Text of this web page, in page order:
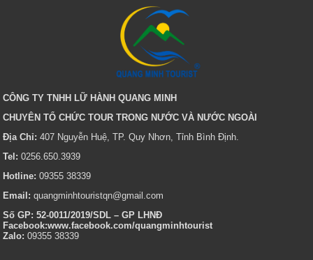
CÔNG TY TNHH LỮ HÀNH QUANG MINH
CHUYÊN TỔ CHỨC TOUR TRONG NƯỚC VÀ NƯỚC NGOÀI
Địa Chỉ: 407 Nguyễn Huệ, TP. Quy Nhơn, Tỉnh Bình Định.
Tel: 0256.650.3939
Hotline: 09355 38339
Email:quangminhtouristqn@gmail.com
Số GP: 52-0011/2019/SDL – GP LHNĐ
Facebook:www.facebook.com/quangminhtourist
Zalo: 09355 38339